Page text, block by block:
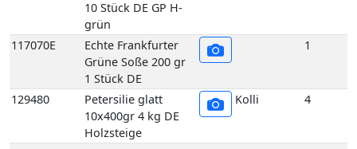
Petersilie glatt
10x400gr 4 kg DE
Holzsteige
Petersilie glatt 10x500gr 5
kg DE Holzsteige
129490
Petersilie glatt
20x200gr 4 kg DE
Holzsteige
Kolli 4